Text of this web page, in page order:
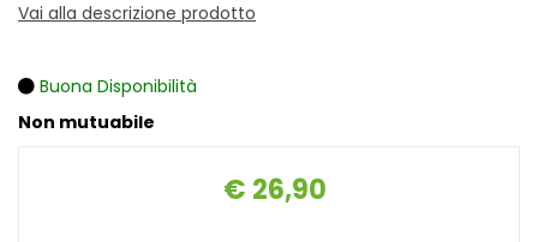
Vai alla descrizione prodotto
Buona Disponibilità
Non mutuabile
Prezzo
€ 26,90